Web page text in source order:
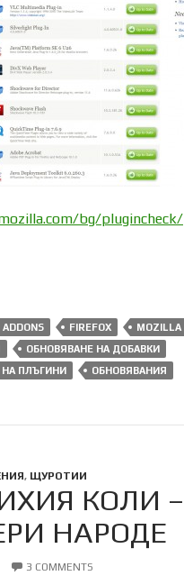
bg/plugincheck/
ADDONS FIREFOX MOZILLA
ОБНОВЯВАНЕ НА ДОБАВКИ
НА ПЛЪГИНИ
ОБНОВЯВАНИЯ
, ЩУРОТИИ
КОЛИ –
НАРОДЕ
3 COMMENTS